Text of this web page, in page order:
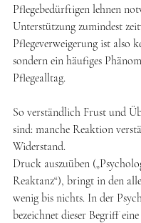
Pflegebedürftigen lehnen
Unterstützung zumindest
Pflegeverweigerung ist also
sondern ein häufiges
Pflegealltag.
So verständlich Frust und
sind: manche Reaktion
Widerstand.
Druck auszuüben
Reaktanz“), bringt in den
wenig bis nichts. In der
bezeichnet dieser Begriff eine